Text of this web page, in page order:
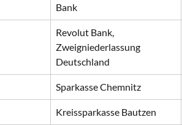
Bank
Revolut Bank,
Zweigniederlassung
Deutschland
Sparkasse Chemnitz
Kreissparkasse Bautzen